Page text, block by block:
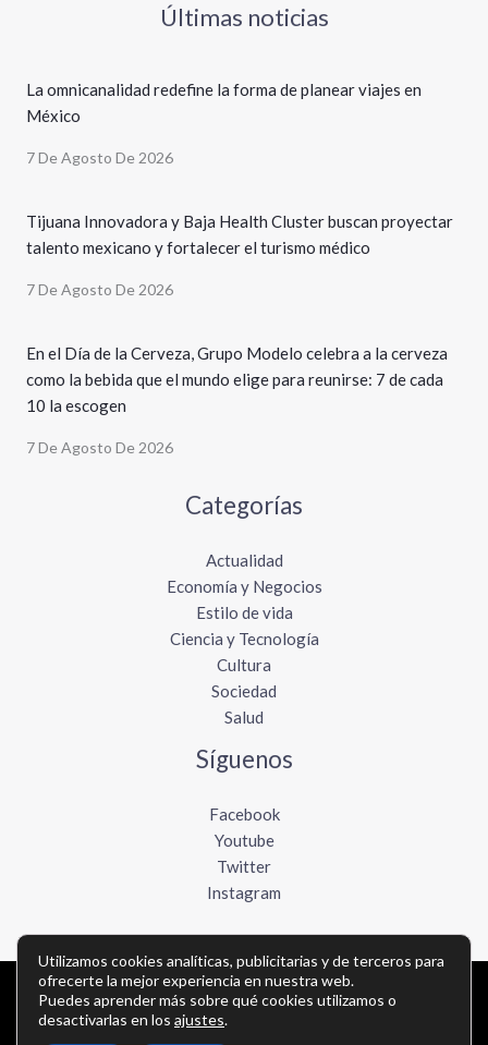
Últimas noticias
La omnicanalidad redefine la forma de planear viajes en
México
7 De Agosto De 2026
Tijuana Innovadora y Baja Health Cluster buscan proyectar
talento mexicano y fortalecer el turismo médico
7 De Agosto De 2026
En el Día de la Cerveza, Grupo Modelo celebra a la cerveza
como la bebida que el mundo elige para reunirse: 7 de cada
10 la escogen
7 De Agosto De 2026
Categorías
Actualidad
Economía y Negocios
Estilo de vida
Ciencia y Tecnología
Cultura
Sociedad
Salud
Síguenos
Facebook
Youtube
Twitter
Instagram
Copyright © Todos los derechos reservados -
lavozdelpacifico.com
Utilizamos cookies analíticas, publicitarias y de terceros para
ofrecerte la mejor experiencia en nuestra web.
Puedes aprender más sobre qué cookies utilizamos o
desactivarlas en los ajustes.